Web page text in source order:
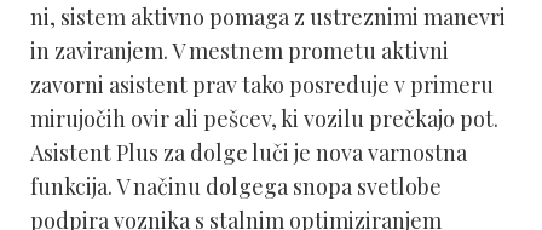
ni, sistem aktivno pomaga z ustreznimi manevri
in zaviranjem. V mestnem prometu aktivni
zavorni asistent prav tako posreduje v primeru
mirujočih ovir ali pešcev, ki vozilu prečkajo pot.
Asistent Plus za dolge luči je nova varnostna
funkcija. V načinu dolgega snopa svetlobe
podpira voznika s stalnim optimiziranjem